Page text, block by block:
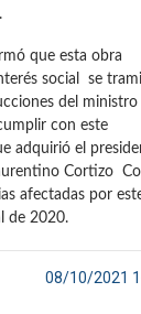
que esta obra
social se
del ministro
con este
adquirió el
Cortizo
afectadas por
de 2020.
08/10/2021